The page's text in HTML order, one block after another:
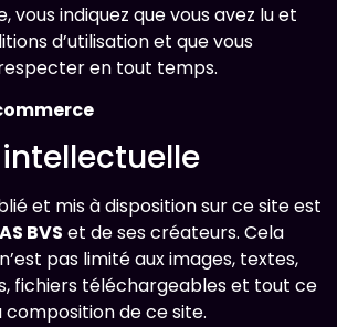
vous indiquez que vous avez lu et
d’utilisation et que vous
en tout temps.
et mis à disposition sur ce site est
BVS et de ses créateurs. Cela
pas limité aux images, textes,
fichiers téléchargeables et tout ce
de ce site.